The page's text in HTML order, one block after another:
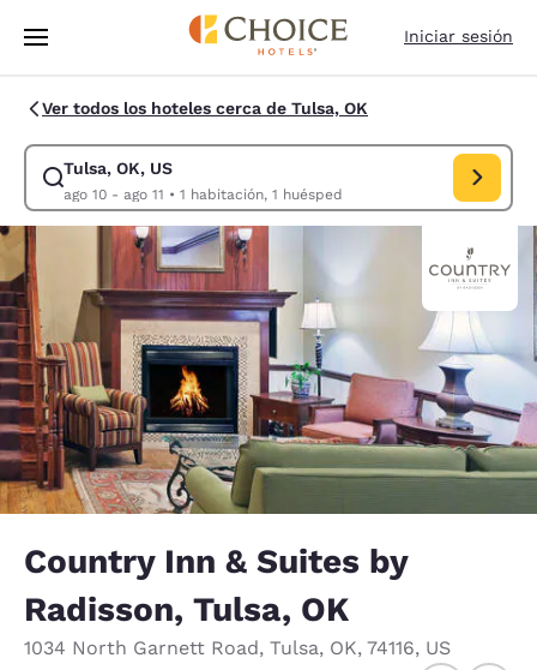
Pasar A Contenido Principal
Iniciar sesión
Ver todos los hoteles cerca de Tulsa, OK
Tulsa, OK, US
ago 10 - ago 11 • 1 habitación, 1 huésped
Modificar la búsqueda de Tulsa, OK, US. Fecha de check-in ago 10,
Country Inn & Suites by
Radisson, Tulsa, OK
1034 North Garnett Road, Tulsa, OK, 74116, US